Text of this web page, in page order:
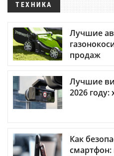
ТЕХНИКА
Лучшие
продаж
Лучшие
2026
Как
смартфон: